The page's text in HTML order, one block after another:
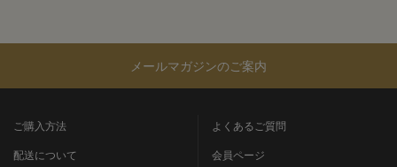
メールマガジンのご案内
ご購入方法
配送について
よくあるご質問
会員ページ